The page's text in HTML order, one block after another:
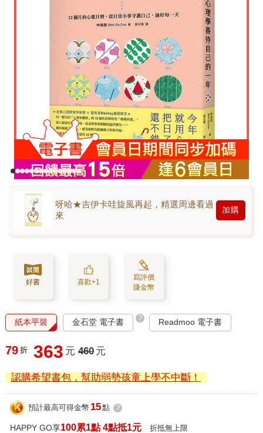
呀哈★吉伊卡哇旋風再起，精選周邊看過
來
加購
好書 喜歡+1
寫評價
賺金幣
紙本平裝 金石堂 電子書 ? Readmoo 電子書
79 折 363 元 460 元
認購希望書包，幫助弱勢孩童上學不中斷！
預計最高可得金幣 15點 ?
HAPPY GO享100累1點 4點抵1元 折抵無上限